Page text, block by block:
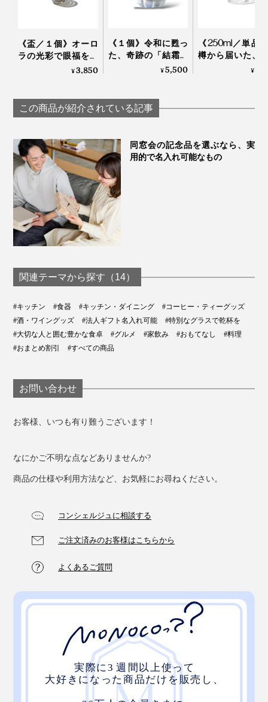
写真は「 300ml 」
毎日使うグラスに、ゲストへのおもてなしに、大切な人
への贈り物に、いつもと違う“一杯”をどうぞ。
《盃／１個》オーロ
ラの光彩で眼福を、
まろやかな味わいで
ィンググラス｜
PROGRESS プログレ
¥3,850
《１個》令和に甦っ
た、奇跡の「結霜グ
ラス」｜結霜月華
¥5,500
《250ml／単品
樽から届いた、
らず、深く味わ
¥
この商品が紹介されている記事
同窓会の記念品を選ぶなら、実
用的で名入れ可能なもの
関連テーマから探す（14）
#キッチン #食器 #キッチン・ダイニング
#コーヒー・ティーグッズ
#酒・ワイングッズ
#法人ギフト名入れ可能
#特別なグラスで乾杯を
#大切な人と囲む豊かな食卓
#グルメ #家飲み #おもてなし
#料理
#おまとめ割引
#すべての商品
お問い合わせ
お客様、いつも有り難うございます！
なにかご不明な点などありませんか?
商品の仕様や利用方法など、お気軽にお尋ねください。
コンシェルジュに相談する
ご注文済みのお客様はこちらから
よくあるご質問